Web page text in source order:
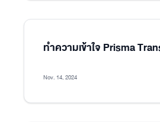
ทำความเข้าใจ Prisma
Nov. 14, 2024